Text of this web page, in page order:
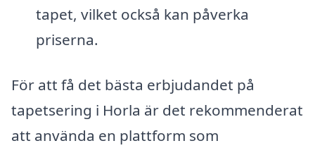
tapet, vilket också kan påverka
priserna.
För att få det bästa erbjudandet på
tapetsering i Horla är det rekommenderat
att använda en plattform som